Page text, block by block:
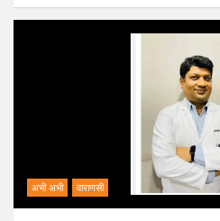
अभी अभी वाराणसी